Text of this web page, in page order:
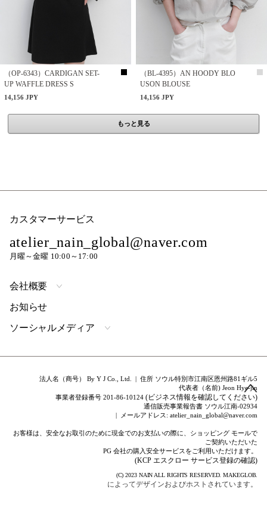
（OP-6343）CARDIGAN SET-
UP WAFFLE DRESS S
14,156 JPY
（BL-4395）AN HOODY BLO
USON BLOUSE
14,156 JPY
もっと見る
カスタマーサービス
atelier_nain_global@naver.com
月曜～金曜 10:00～17:00
会社概要
お知らせ
ソーシャルメディア
法人名（商号） By Y J Co., Ltd. | 住所 ソウル特別市江南区恩州路81ギル5
代表者（名前) Jeon Hye-jin
事業者登録番号 201-86-10124(ビジネス情報を確認してください)
通信販売事業報告書 ソウル江南-02934
| メールアドレス: atelier_nain_global@naver.com
お客様は、安全なお取引のために現金でのお支払いの際に、ショッピング モールで
ご契約いただいた
PG 会社の購入安全サービスをご利用いただけます。
(KCP エスクロー サービス登録の確認)
(C) 2023 NAIN ALL RIGHTS RESERVED.MAKEGLOB.
によってデザインおよびホストされています。